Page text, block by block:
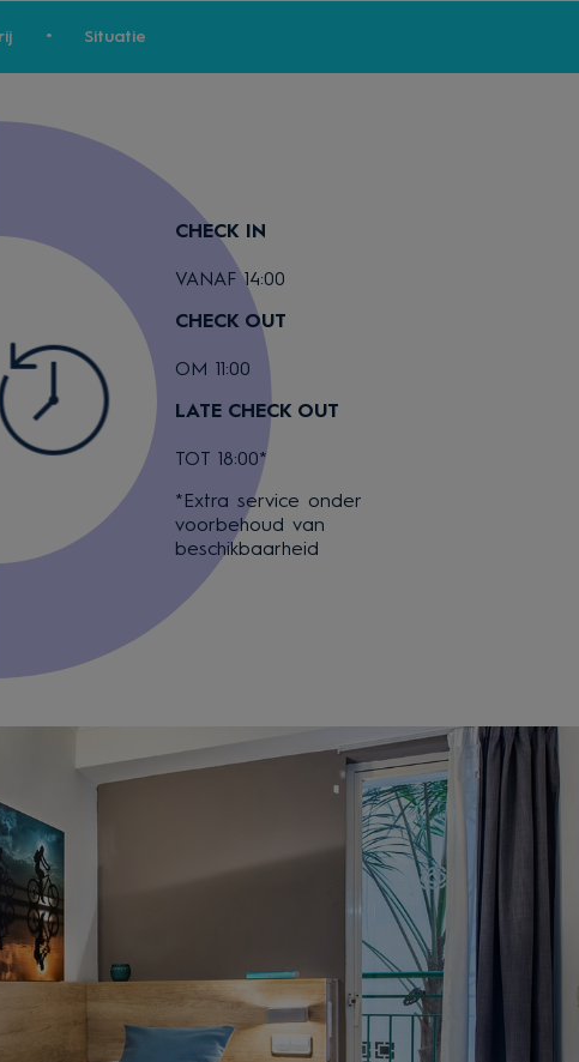
Situatie
CHECK IN
VANAF 14:00
CHECK OUT
OM 11:00
LATE CHECK OUT
TOT 18:00*
*Extra service onder
voorbehoud van
beschikbaarheid